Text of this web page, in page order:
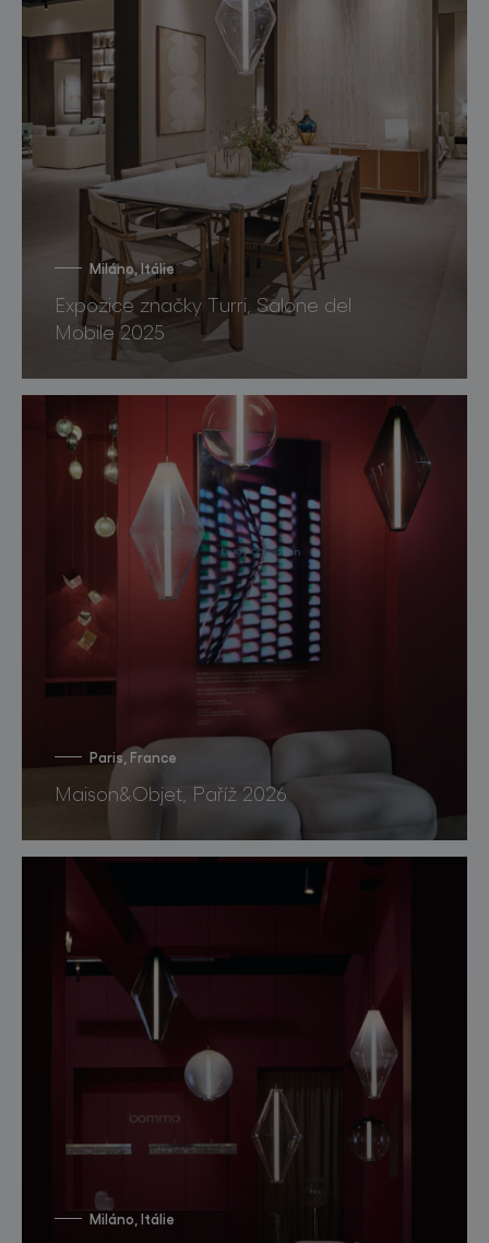
Miláno, Itálie
Expozice značky Turri, Salone del
Mobile 2025
Paris, France
Maison&Objet, Paříž 2026
Miláno, Itálie